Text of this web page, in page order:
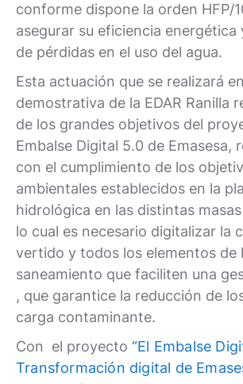
conforme dispone la orden HFP/
asegurar su eficiencia energética
de pérdidas en el uso del agua.
Esta actuación que se realizará
demostrativa de la EDAR Ranilla
de los grandes objetivos del
Embalse Digital 5.0 de Emasesa,
con el cumplimiento de los
ambientales establecidos en la
hidrológica en las distintas
lo cual es necesario digitalizar la
vertido y todos los elementos de
saneamiento que faciliten una
, que garantice la reducción de
carga contaminante.
Con el proyecto “El Embalse
Transformación digital de